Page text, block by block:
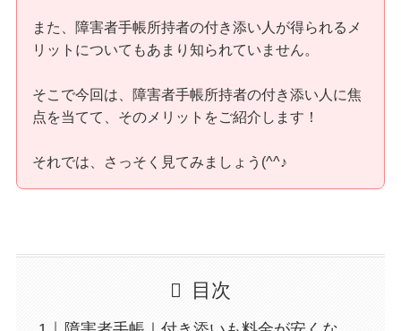
また、障害者手帳所持者の付き添い人が得られるメ
リットについてもあまり知られていません。
そこで今回は、障害者手帳所持者の付き添い人に焦
点を当てて、そのメリットをご紹介します！
それでは、さっそく見てみましょう(^^♪
目次